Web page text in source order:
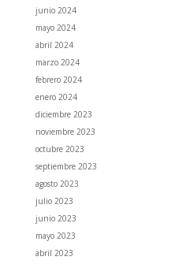
junio 2024
mayo 2024
abril 2024
marzo 2024
febrero 2024
enero 2024
diciembre 2023
noviembre 2023
octubre 2023
septiembre 2023
agosto 2023
julio 2023
junio 2023
mayo 2023
abril 2023